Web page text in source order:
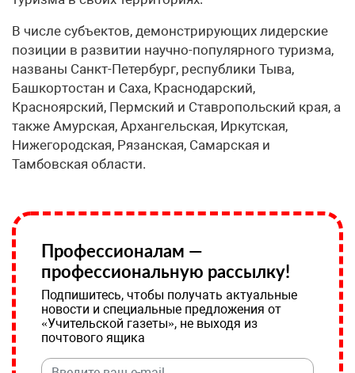
В числе субъектов, демонстрирующих лидерские
позиции в развитии научно-популярного туризма,
названы Санкт-Петербург, республики Тыва,
Башкортостан и Саха, Краснодарский,
Красноярский, Пермский и Ставропольский края, а
также Амурская, Архангельская, Иркутская,
Нижегородская, Рязанская, Самарская и
Тамбовская области.
Профессионалам —
профессиональную рассылку!
Подпишитесь, чтобы получать актуальные
новости и специальные предложения от
«Учительской газеты», не выходя из
почтового ящика